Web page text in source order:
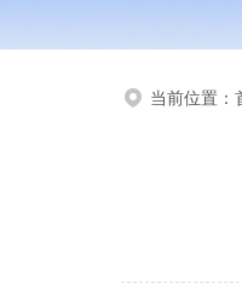
当前位置：